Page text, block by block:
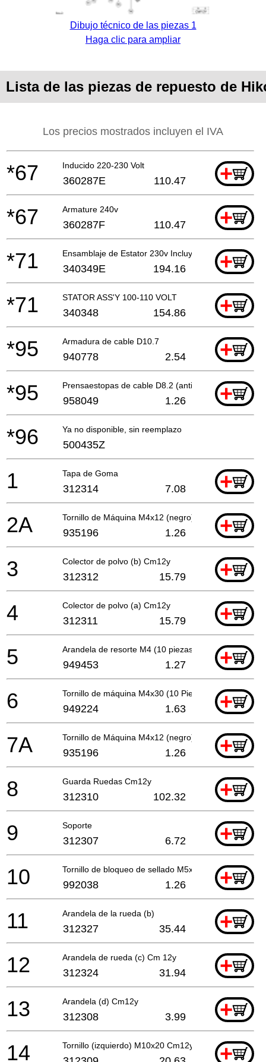
Dibujo técnico de las piezas 1
Haga clic para ampliar
Lista de las piezas de repuesto de
Los precios mostrados incluyen el IVA
Inducido 220-230 Volt +
*67 360287E 110.47
Armature 240v +
*67 360287F 110.47
Ensamblaje de Estator 230v Incluyendo.59,60
+
*71 340349E 194.16
STATOR ASS'Y 100-110 VOLT +
*71 340348 154.86
Armadura de cable D10.7 +
*95 940778 2.54
Prensaestopas de cable D8.2 (antiguo 958049z)
+
*95 958049 1.26
Ya no disponible, sin reemplazo
*96 500435Z
Tapa de Goma +
1 312314 7.08
Tornillo de Máquina M4x12 (negro) con Arandela
+
2A 935196 1.26
Colector de polvo (b) Cm12y +
3 312312 15.79
Colector de polvo (a) Cm12y +
4 312311 15.79
Arandela de resorte M4 (10 piezas) +
5 949453 1.27
Tornillo de máquina M4x30 (10 Piezas) +
6 949224 1.63
Tornillo de Máquina M4x12 (negro) con Arandela
+
7A 935196 1.26
Guarda Ruedas Cm12y +
8 312310 102.32
Soporte +
9 312307 6.72
Tornillo de bloqueo de sellado M5x10 +
10 992038 1.26
Arandela de la rueda (b) +
11 312327 35.44
Arandela de rueda (c) Cm 12y +
12 312324 31.94
Arandela (d) Cm12y +
13 312308 3.99
Tornillo (izquierdo) M10x20 Cm12y +
14